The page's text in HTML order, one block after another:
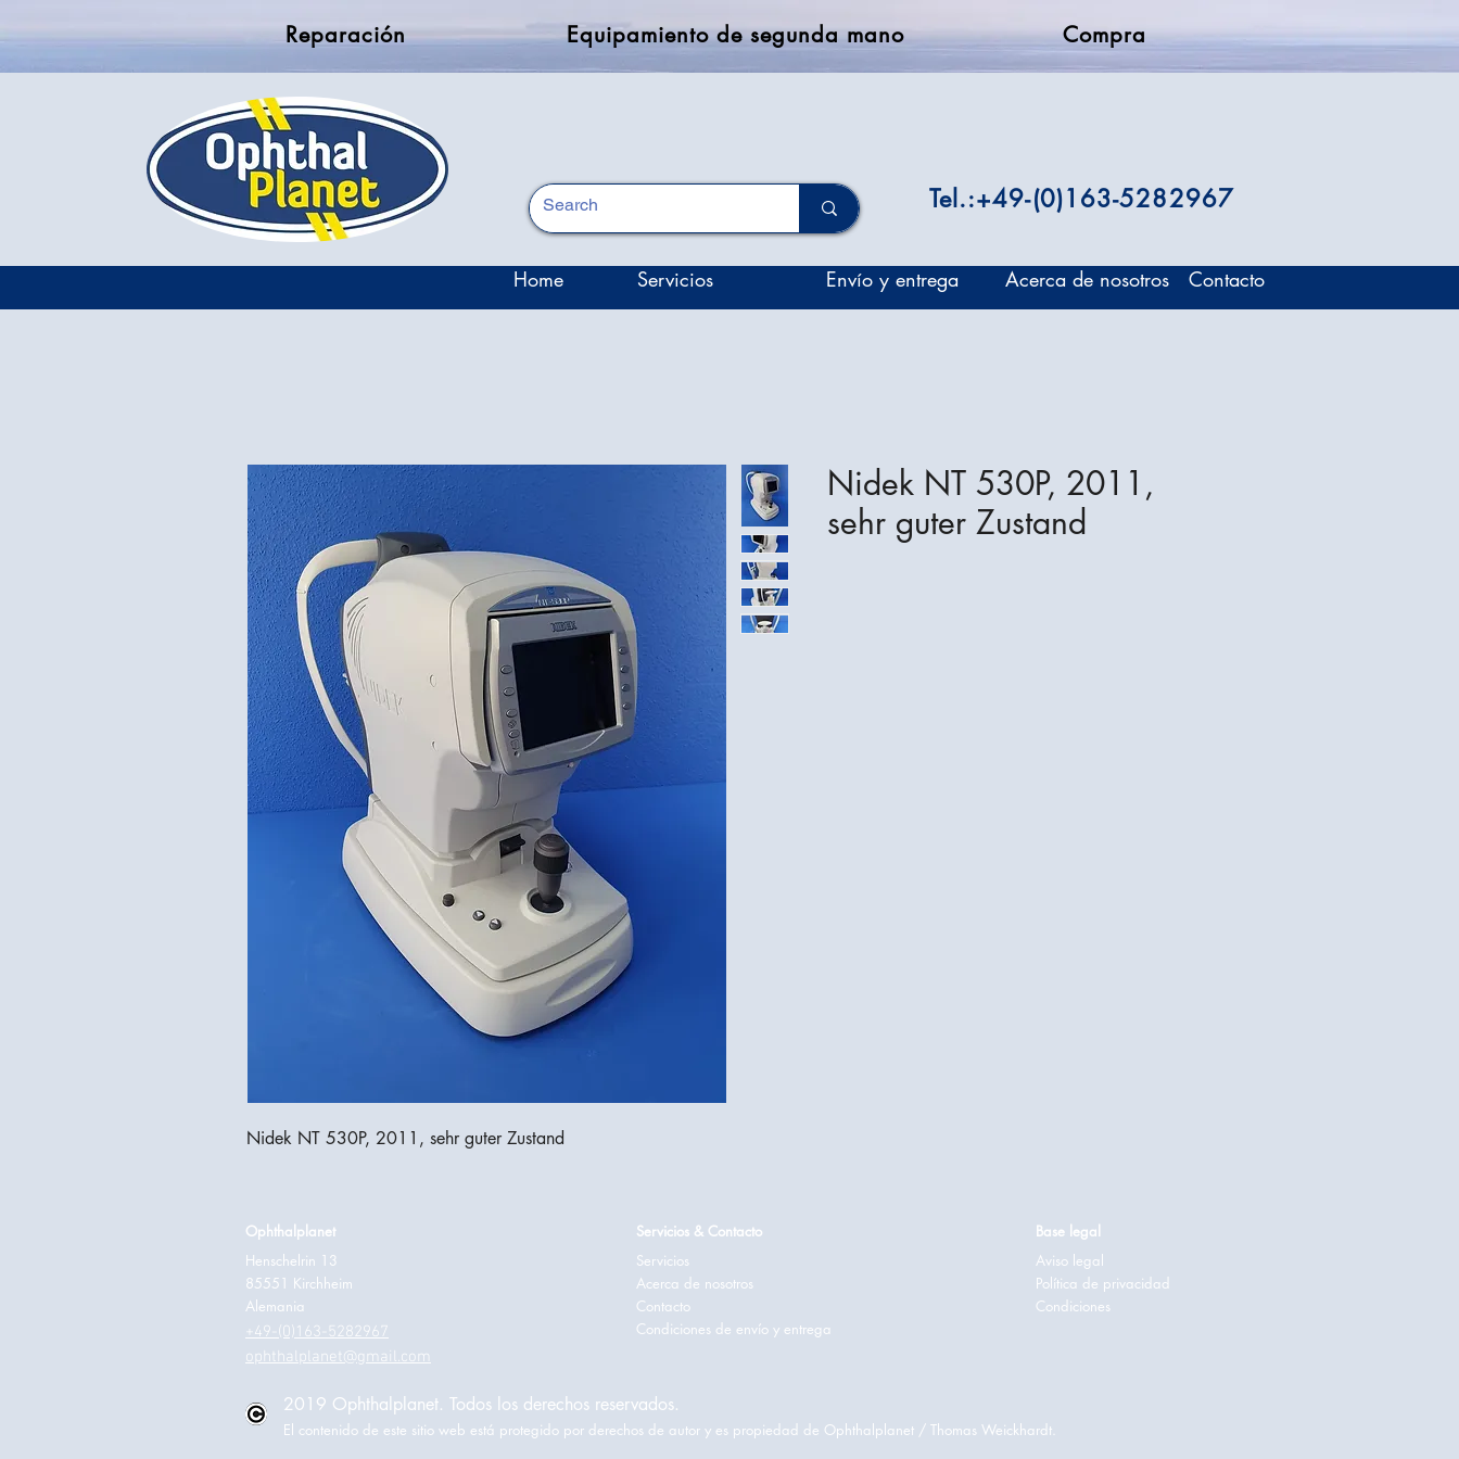
Reparación Equipamiento de segunda mano Compra
Tel.:+49-(0)163-5282967
Home Servicios Envío y entrega Acerca de nosotros Contacto
Nidek NT 530P, 2011, sehr guter Zustand
Nidek NT 530P, 2011,
sehr guter Zustand
Ophthalplanet
Henschelrin 13
85551 Kirchheim
Alemania
+49-(0)163-5282967
Servicios & Contacto
Servicios
Acerca de nosotros
Contacto
Condiciones de envío y entrega
Base legal
Aviso legal
Política de privacidad
Condiciones
ophthalplanet@gmail.com
2019 Ophthalplanet. Todos los derechos reservados.
El contenido de este sitio web está protegido por derechos de autor y es propiedad de Ophthalplanet / Thomas Weickhardt.